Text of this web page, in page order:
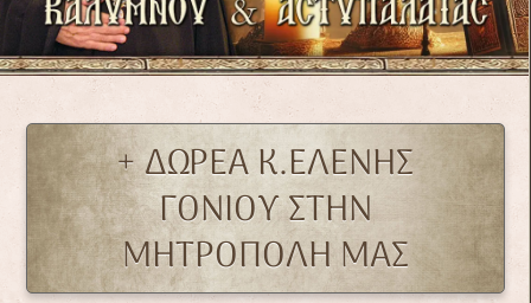
+ ΔΩΡΕΑ Κ.ΕΛΕΝΗΣ
ΓΟΝΙΟΥ ΣΤΗΝ
ΜΗΤΡΟΠΟΛΗ ΜΑΣ